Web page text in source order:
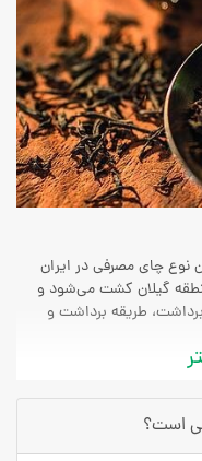
نوع چای مصرفی در ایران
گیلان کشت می‌شود و
طریقه برداشت و
دارای کیفیت‌های مختلفی
آن آشنا خواهیم شد.
است؟